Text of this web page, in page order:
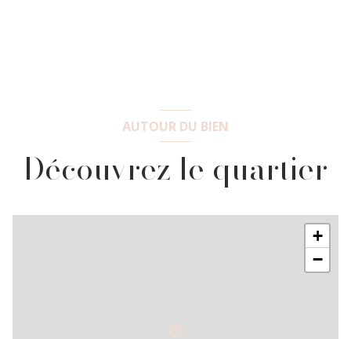
AUTOUR DU BIEN
Découvrez le quartier
+
−